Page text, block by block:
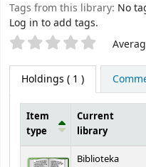
Tags from this library: No
Log in to add tags.
Star ratings
Holdings ( 1 )
Item
type
Current
library
Biblioteka